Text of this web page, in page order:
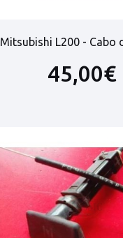
Mitsubishi L200 - Cabo
45,00€